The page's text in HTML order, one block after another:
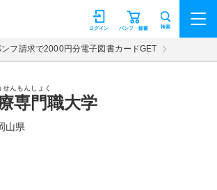
ビジョン パンフ・願書
ログイン 検索
ンフ請求で2000円分電子図書カードGET
んもんしょく
専門職大学
山県